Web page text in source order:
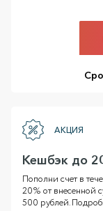
АКЦИЯ
Кешбэк до
Пополни счет в
20% от внесенной
500 рублей.